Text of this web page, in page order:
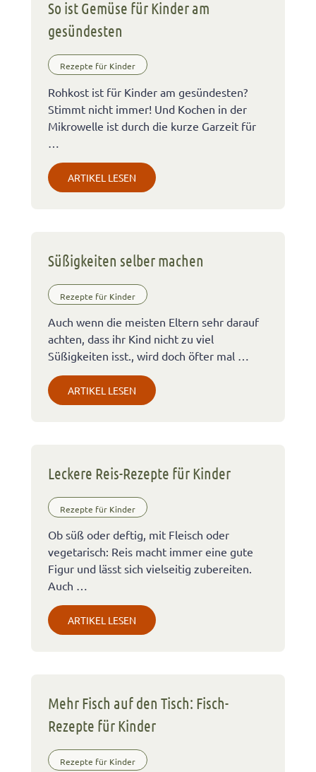
So ist Gemüse für Kinder am
gesündesten
Rezepte für Kinder
Rohkost ist für Kinder am gesündesten?
Stimmt nicht immer! Und Kochen in der
Mikrowelle ist durch die kurze Garzeit für
…
ARTIKEL LESEN
Süßigkeiten selber machen
Rezepte für Kinder
Auch wenn die meisten Eltern sehr darauf
achten, dass ihr Kind nicht zu viel
Süßigkeiten isst., wird doch öfter mal …
ARTIKEL LESEN
Leckere Reis-Rezepte für Kinder
Rezepte für Kinder
Ob süß oder deftig, mit Fleisch oder
vegetarisch: Reis macht immer eine gute
Figur und lässt sich vielseitig zubereiten.
Auch …
ARTIKEL LESEN
Mehr Fisch auf den Tisch: Fisch-
Rezepte für Kinder
Rezepte für Kinder